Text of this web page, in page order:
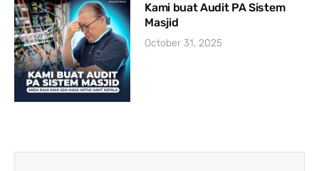
Kami buat Audit PA Sistem
Masjid
October 31, 2025